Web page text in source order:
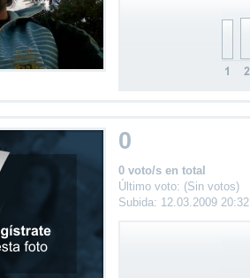
0
0 voto/s en total
Último voto: (Sin votos)
Subida: 12.03.2009